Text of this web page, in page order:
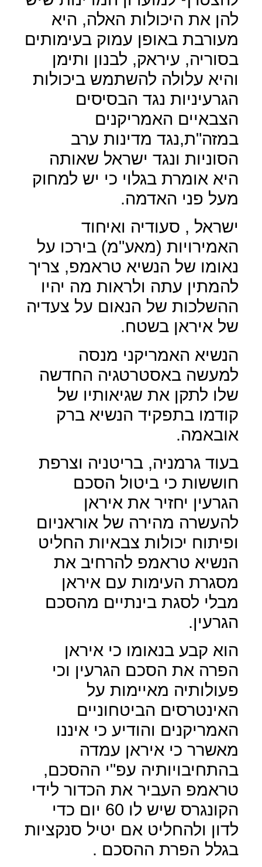
להן את היכולות האלה, היא
מעורבת באופן עמוק בעימותים
בסוריה, עיראק, לבנון ותימן
והיא עלולה להשתמש ביכולות
הגרעיניות נגד הבסיסים
הצבאיים האמריקנים
במזה"ת,נגד מדינות ערב
הסוניות ונגד ישראל שאותה
היא אומרת בגלוי כי יש למחוק
מעל פני האדמה.
ישראל , סעודיה ואיחוד
האמירויות (מאע"מ) בירכו על
נאומו של הנשיא טראמפ, צריך
להמתין עתה ולראות מה יהיו
ההשלכות של הנאום על צעדיה
של איראן בשטח.
הנשיא האמריקני מנסה
למעשה באסטרטגיה החדשה
שלו לתקן את שגיאותיו של
קודמו בתפקיד הנשיא ברק
אובאמה.
בעוד גרמניה, בריטניה וצרפת
חוששות כי ביטול הסכם
הגרעין יחזיר את איראן
להעשרה מהירה של אוראניום
ופיתוח יכולות צבאיות החליט
הנשיא טראמפ להרחיב את
מסגרת העימות עם איראן
מבלי לסגת בינתיים מהסכם
הגרעין.
הוא קבע בנאומו כי איראן
הפרה את הסכם הגרעין וכי
פעולותיה מאיימות על
האינטרסים הביטחוניים
האמריקנים והודיע כי איננו
מאשרר כי איראן עמדה
בהתחיבויותיה עפ"י ההסכם,
טראמפ העביר את הכדור לידי
הקונגרס שיש לו 60 יום כדי
לדון ולהחליט אם יטיל סנקציות
בגלל הפרת ההסכם .